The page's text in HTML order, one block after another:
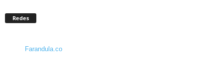
Redes
Farandula.co